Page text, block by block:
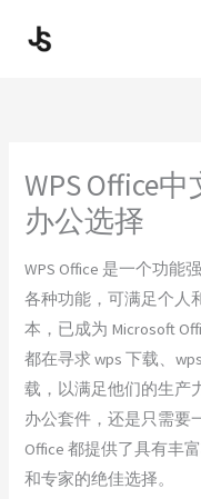
WPS Office
办公选择
WPS Office 是一个功能
各种功能，可满足个人
本，已成为 Microsoft
都在寻求 wps 下载、
载，以满足他们的生产
办公套件，还是只需要
Office 都提供了具有丰
和专家的绝佳选择。